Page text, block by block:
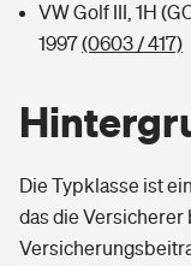
VW Golf III, 1H
1997(0603 / 417)
Die Typklasse ist
das die Versicherer